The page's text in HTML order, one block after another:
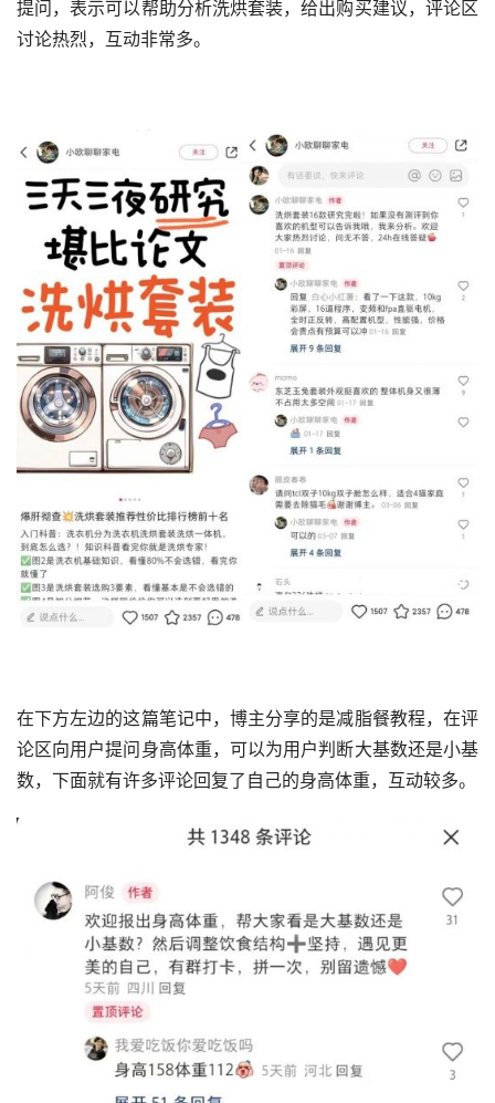
提问，表示可以帮助分析洗烘套装，给出购买建议，评论区
讨论热烈，互动非常多。
在下方左边的这篇笔记中，博主分享的是减脂餐教程，在评
论区向用户提问身高体重，可以为用户判断大基数还是小基
数，下面就有许多评论回复了自己的身高体重，互动较多。